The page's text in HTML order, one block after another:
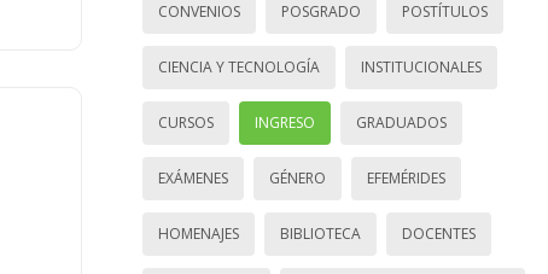
CONVENIOS POSGRADO POSTÍTULOS
CIENCIA Y TECNOLOGÍA INSTITUCIONALES
CURSOS INGRESO GRADUADOS
EXÁMENES GÉNERO EFEMÉRIDES
HOMENAJES BIBLIOTECA DOCENTES